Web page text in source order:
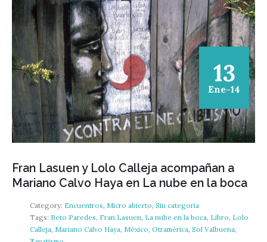
13
Ene-14
Fran Lasuen y Lolo Calleja acompañan a
Mariano Calvo Haya en La nube en la boca
Category: Encuentros, Micro abierto, Sin categoría
Tags: Beto Paredes, Fran Lasuen, La nube en la boca, Libro, Lolo
Calleja, Mariano Calvo Haya, México, Otramérica, Sol Valbuena,